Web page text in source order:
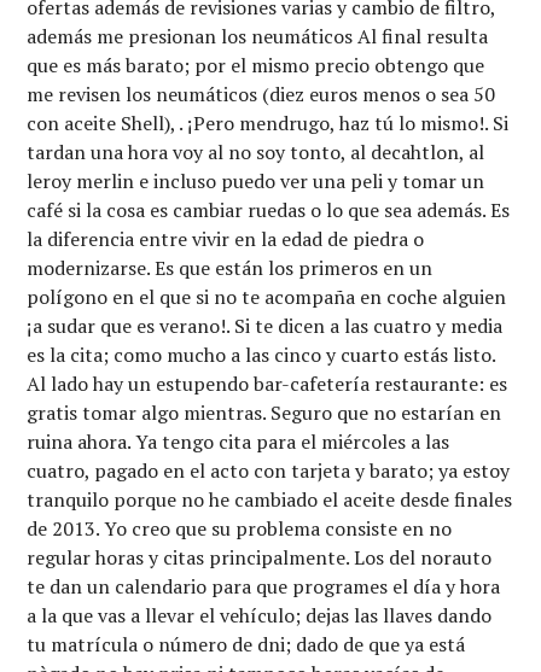
ofertas además de revisiones varias y cambio de filtro,
además me presionan los neumáticos Al final resulta
que es más barato; por el mismo precio obtengo que
me revisen los neumáticos (diez euros menos o sea 50
con aceite Shell), . ¡Pero mendrugo, haz tú lo mismo!. Si
tardan una hora voy al no soy tonto, al decahtlon, al
leroy merlin e incluso puedo ver una peli y tomar un
café si la cosa es cambiar ruedas o lo que sea además. Es
la diferencia entre vivir en la edad de piedra o
modernizarse. Es que están los primeros en un
polígono en el que si no te acompaña en coche alguien
¡a sudar que es verano!. Si te dicen a las cuatro y media
es la cita; como mucho a las cinco y cuarto estás listo.
Al lado hay un estupendo bar-cafetería restaurante: es
gratis tomar algo mientras. Seguro que no estarían en
ruina ahora. Ya tengo cita para el miércoles a las
cuatro, pagado en el acto con tarjeta y barato; ya estoy
tranquilo porque no he cambiado el aceite desde finales
de 2013. Yo creo que su problema consiste en no
regular horas y citas principalmente. Los del norauto
te dan un calendario para que programes el día y hora
a la que vas a llevar el vehículo; dejas las llaves dando
tu matrícula o número de dni; dado de que ya está